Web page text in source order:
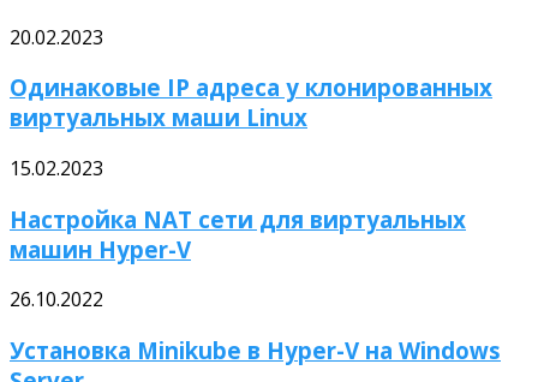
20.02.2023
Одинаковые IP адреса у клонированных
виртуальных маши Linux
15.02.2023
Настройка NAT сети для виртуальных
машин Hyper-V
26.10.2022
Установка Minikube в Hyper-V на Windows